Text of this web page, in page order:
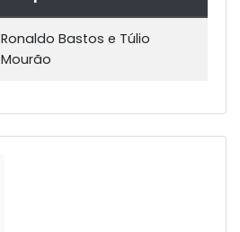
Ronaldo Bastos e Túlio
Mourão